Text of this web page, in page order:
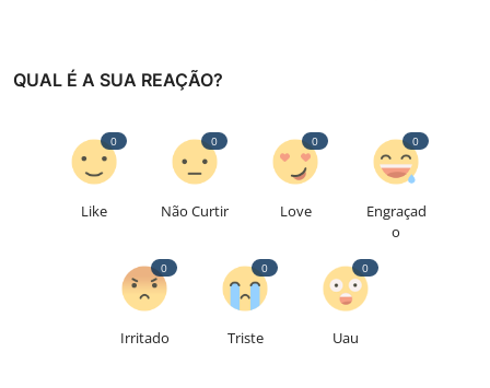
QUAL É A SUA REAÇÃO?
Like
0
Não Curtir
0
Love
0
Engraçad
o
0
Irritado
0
Triste
0
Uau
0